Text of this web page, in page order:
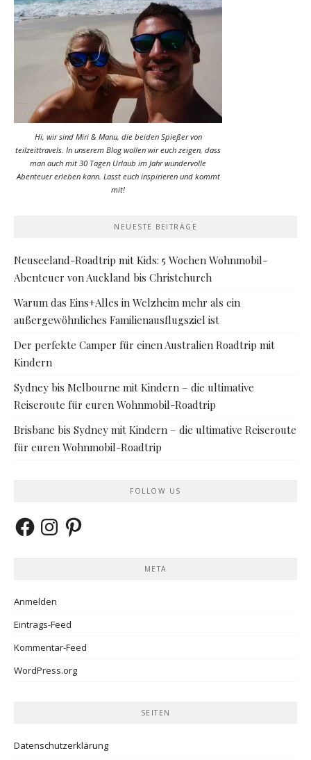
Hi, wir sind Miri & Manu, die beiden Spießer von
teilzeittravels. In unserem Blog wollen wir euch zeigen, dass
man auch mit 30 Tagen Urlaub im Jahr wundervolle
Abenteuer erleben kann. Lasst euch inspirieren und kommt
mit!
NEUESTE BEITRÄGE
Neuseeland-Roadtrip mit Kids: 5 Wochen Wohnmobil-
Abenteuer von Auckland bis Christchurch
Warum das Eins+Alles in Welzheim mehr als ein
außergewöhnliches Familienausflugsziel ist
Der perfekte Camper für einen Australien Roadtrip mit
Kindern
Sydney bis Melbourne mit Kindern – die ultimative
Reiseroute für euren Wohnmobil-Roadtrip
Brisbane bis Sydney mit Kindern – die ultimative Reiseroute
für euren Wohnmobil-Roadtrip
FOLLOW US
FacebookInstagramPinterest
META
Anmelden
Eintrags-Feed
Kommentar-Feed
WordPress.org
SEITEN
Datenschutzerklärung